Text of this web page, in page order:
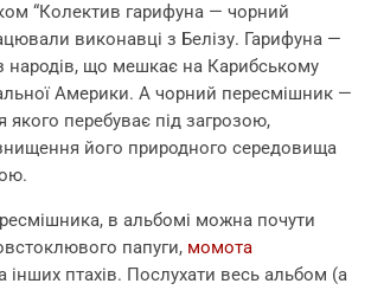
“Колектив гарифуна — чорний
виконавці з Белізу. Гарифуна —
народів, що мешкає на Карибському
Америки. А чорний пересмішник —
якого перебуває під загрозою,
його природного середовища
в альбомі можна почути
папуги, момота
інших птахів. Послухати весь альбом (а